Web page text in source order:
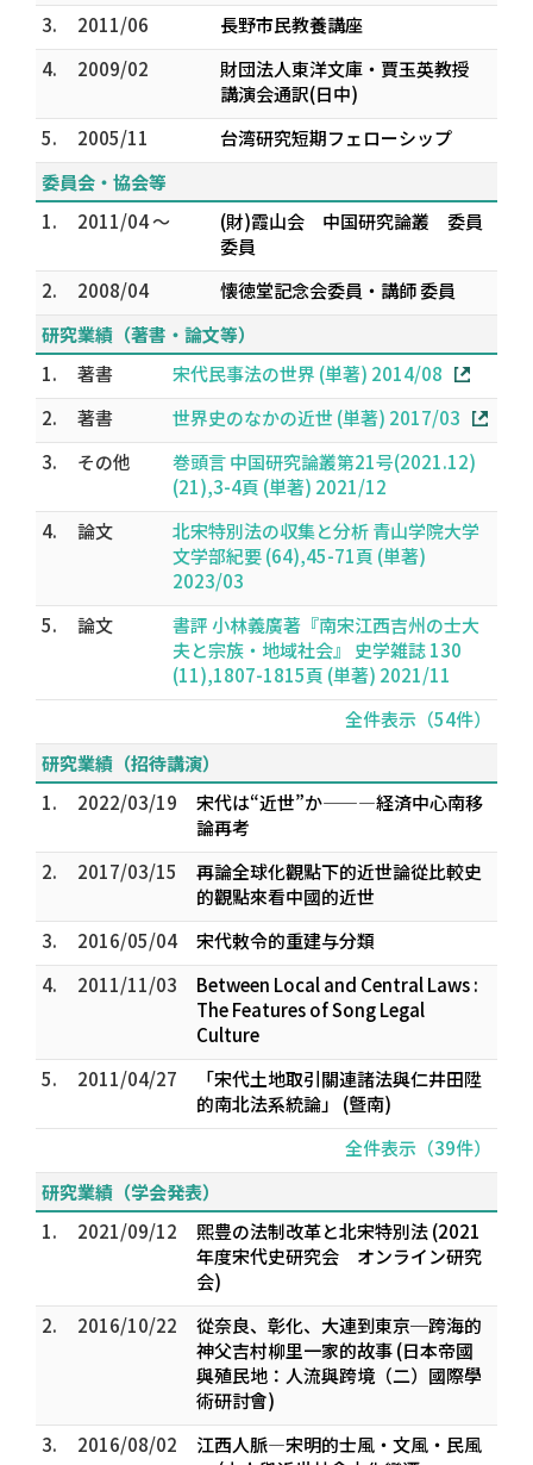
3. 2011/06
長野市民教養講座
4.
2009/02
財団法人東洋文庫・賈玉英教授
講演会通訳(日中)
5.
2005/11
台湾研究短期フェローシップ
委員会・協会等
1.
2011/04 ～
(財)霞山会 中国研究論叢 委員
委員
2.
2008/04
懐徳堂記念会委員・講師 委員
研究業績（著書・論文等）
1.
著書
宋代民事法の世界 (単著) 2014/08
2.
著書
世界史のなかの近世 (単著) 2017/03
3.
その他
巻頭言 中国研究論叢第21号(2021.12)
(21),3-4頁 (単著) 2021/12
4.
論文
北宋特別法の収集と分析 青山学院大学
文学部紀要 (64),45-71頁 (単著)
2023/03
5.
論文
書評 小林義廣著『南宋江西吉州の士大
夫と宗族・地域社会』 史学雑誌 130
(11),1807-1815頁 (単著) 2021/11
全件表示（54件）
研究業績（招待講演）
1.
2022/03/19
宋代は“近世”か——―経済中心南移
論再考
2.
2017/03/15
再論全球化觀點下的近世論――從比較史
的觀點來看中國的近世
3.
2016/05/04
宋代敕令的重建与分類
4.
2011/11/03
Between Local and Central Laws :
The Features of Song Legal
Culture
5.
2011/04/27
「宋代土地取引關連諸法與仁井田陞
的南北法系統論」 (曁南)
全件表示（39件）
研究業績（学会発表）
1.
2021/09/12
煕豊の法制改革と北宋特別法 (2021
年度宋代史研究会 オンライン研究
会)
2.
2016/10/22
從奈良、彰化、大連到東京─跨海的
神父吉村柳里一家的故事 (日本帝國
與殖民地：人流與跨境（二）國際學
術研討會)
3.
2016/08/02
江西人脈―宋明的士風・文風・民風